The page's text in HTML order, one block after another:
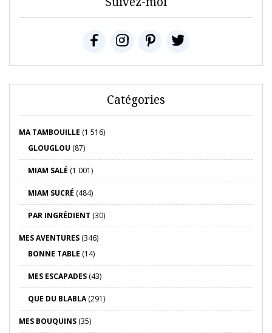
Catégories
MA TAMBOUILLE (1 516)
GLOUGLOU (87)
MIAM SALÉ (1 001)
MIAM SUCRÉ (484)
PAR INGRÉDIENT (30)
MES AVENTURES (346)
BONNE TABLE (14)
MES ESCAPADES (43)
QUE DU BLABLA(291)
MES BOUQUINS (35)